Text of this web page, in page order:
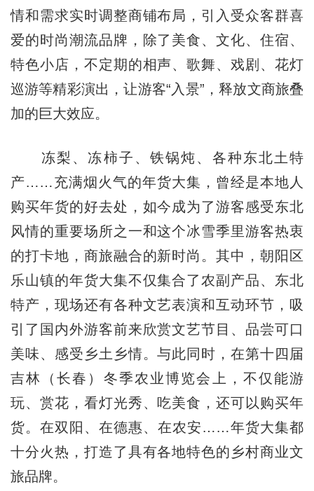
情和需求实时调整商铺布局，引入受众客群喜
爱的时尚潮流品牌，除了美食、文化、住宿、
特色小店，不定期的相声、歌舞、戏剧、花灯
巡游等精彩演出，让游客“入景”，释放文商旅叠
加的巨大效应。
冻梨、冻柿子、铁锅炖、各种东北土特
产……充满烟火气的年货大集，曾经是本地人
购买年货的好去处，如今成为了游客感受东北
风情的重要场所之一和这个冰雪季里游客热衷
的打卡地，商旅融合的新时尚。其中，朝阳区
乐山镇的年货大集不仅集合了农副产品、东北
特产，现场还有各种文艺表演和互动环节，吸
引了国内外游客前来欣赏文艺节目、品尝可口
美味、感受乡土乡情。与此同时，在第十四届
吉林（长春）冬季农业博览会上，不仅能游
玩、赏花，看灯光秀、吃美食，还可以购买年
货。在双阳、在德惠、在农安……年货大集都
十分火热，打造了具有各地特色的乡村商业文
旅品牌。